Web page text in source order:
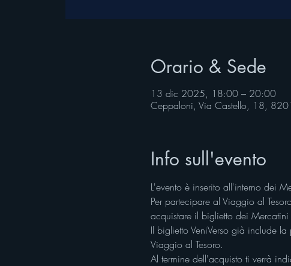
Orario & Sede
13 dic 2025, 18:00 – 20:00
Ceppaloni, Via Castello, 18,
Info sull'evento
L'evento è inserito all'interno dei
Per partecipare al Viaggio al
acquistare il biglietto dei
Il biglietto VeniVerso già include
Viaggio al Tesoro.
Al termine dell'acquisto ti verrà